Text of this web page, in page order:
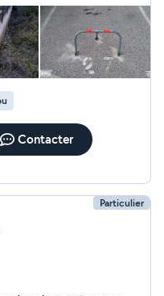
et
- changement
*Bricolage* -
- dressing
Contacter
Particulier